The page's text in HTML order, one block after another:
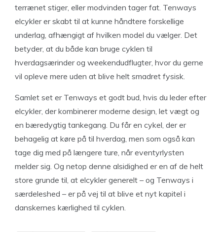
terrænet stiger, eller modvinden tager fat. Tenways
elcykler er skabt til at kunne håndtere forskellige
underlag, afhængigt af hvilken model du vælger. Det
betyder, at du både kan bruge cyklen til
hverdagsærinder og weekendudflugter, hvor du gerne
vil opleve mere uden at blive helt smadret fysisk.
Samlet set er Tenways et godt bud, hvis du leder efter
elcykler, der kombinerer moderne design, let vægt og
en bæredygtig tankegang. Du får en cykel, der er
behagelig at køre på til hverdag, men som også kan
tage dig med på længere ture, når eventyrlysten
melder sig. Og netop denne alsidighed er en af de helt
store grunde til, at elcykler generelt – og Tenways i
særdeleshed – er på vej til at blive et nyt kapitel i
danskernes kærlighed til cyklen.